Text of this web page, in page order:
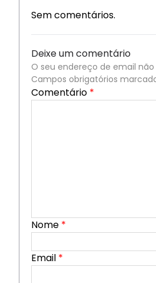
Sem comentários.
Deixe um comentário
O seu endereço de email
Campos obrigatórios
Comentário *
Nome *
Email *